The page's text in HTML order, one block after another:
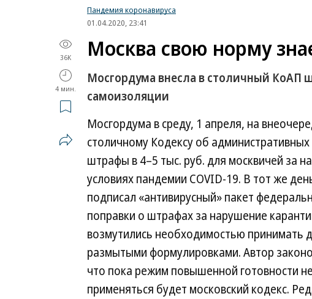
Пандемия коронавируса
01.04.2020, 23:41
36K
4 мин.
Москва свою норму
Мосгордума внесла в столичный КоАП
самоизоляции
Мосгордума в среду, 1 апреля, на
столичному Кодексу об
штрафы в 4–5 тыс. руб. для москвичей за
условиях пандемии COVID-19. В тот же
подписал «антивирусный» пакет
поправки о штрафах за нарушение
возмутились необходимостью
размытыми формулировками. Автор
что пока режим повышенной готовности
применяться будет московский кодекс.